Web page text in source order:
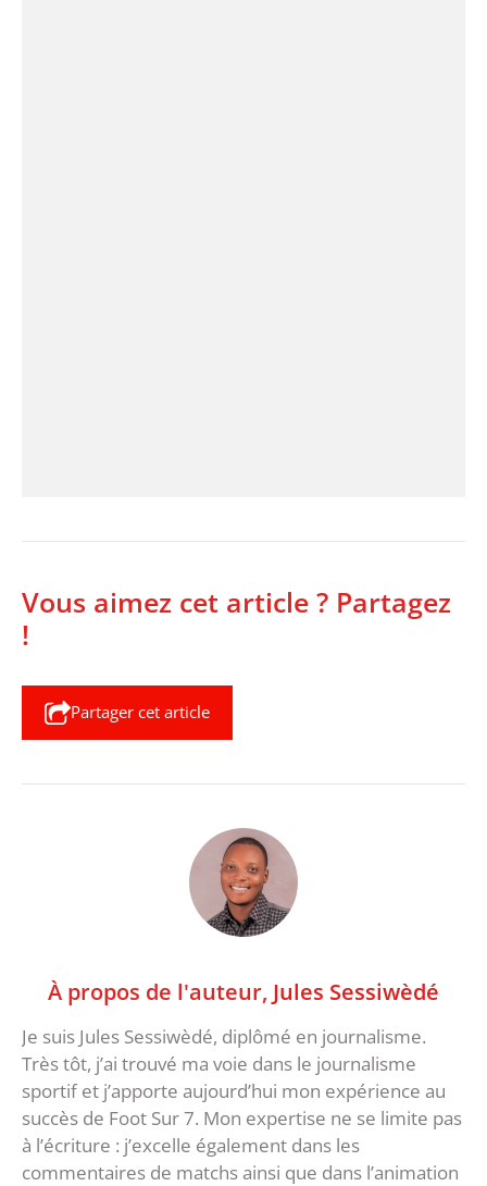
Vous aimez cet article ? Partagez
!
Partager cet article
À propos de l'auteur, Jules Sessiwèdé
Je suis Jules Sessiwèdé, diplômé en journalisme.
Très tôt, j’ai trouvé ma voie dans le journalisme
sportif et j’apporte aujourd’hui mon expérience au
succès de Foot Sur 7. Mon expertise ne se limite pas
à l’écriture : j’excelle également dans les
commentaires de matchs ainsi que dans l’animation